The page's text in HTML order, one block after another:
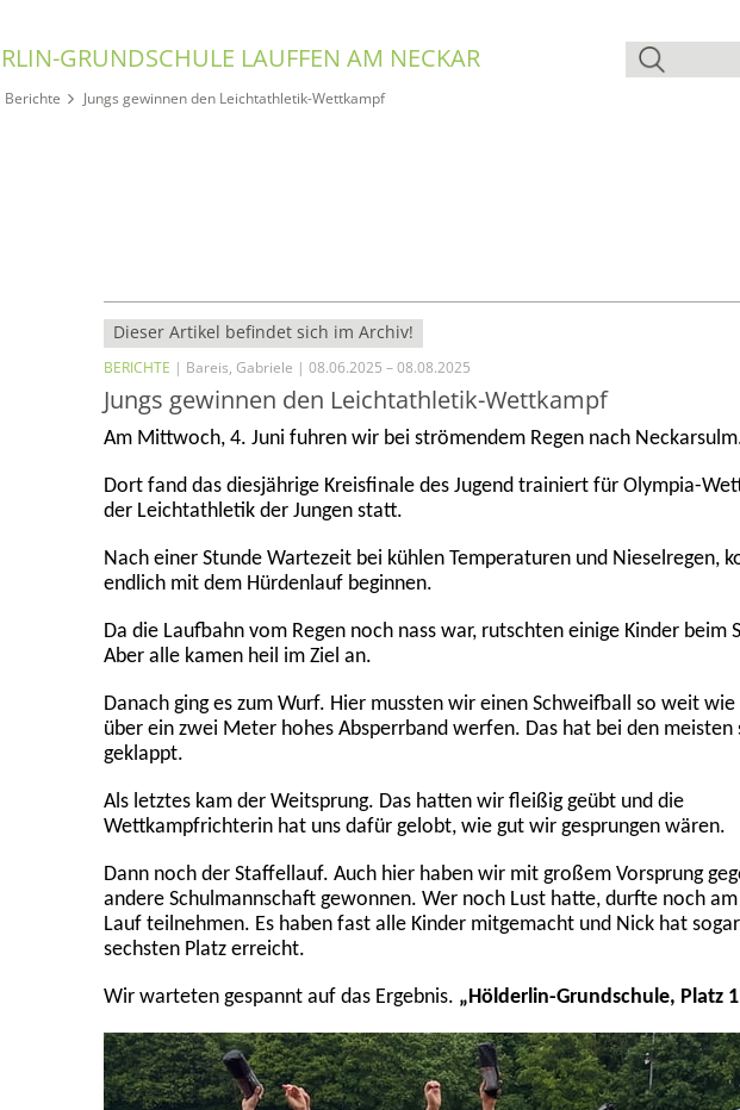
GRUNDSCHULE LAUFFEN AM NECKAR
Berichte Jungs gewinnen den Leichtathletik-Wettkampf
Dieser Artikel befindet sich im Archiv!
BERICHTE | Bareis, Gabriele | 08.06.2025 – 08.08.2025
Jungs gewinnen den Leichtathletik-Wettkampf
Am Mittwoch, 4. Juni fuhren wir bei strömendem Regen nach
Dort fand das diesjährige Kreisfinale des Jugend trainiert für Olympia-
der Leichtathletik der Jungen statt.
Nach einer Stunde Wartezeit bei kühlen Temperaturen und Nieselregen,
endlich mit dem Hürdenlauf beginnen.
Da die Laufbahn vom Regen noch nass war, rutschten einige Kinder beim
Aber alle kamen heil im Ziel an.
Danach ging es zum Wurf. Hier mussten wir einen Schweifball so weit
über ein zwei Meter hohes Absperrband werfen. Das hat bei den meisten
geklappt.
Als letztes kam der Weitsprung. Das hatten wir fleißig geübt und die
Wettkampfrichterin hat uns dafür gelobt, wie gut wir gesprungen wären.
Dann noch der Staffellauf. Auch hier haben wir mit großem Vorsprung
andere Schulmannschaft gewonnen. Wer noch Lust hatte, durfte noch
Lauf teilnehmen. Es haben fast alle Kinder mitgemacht und Nick hat
sechsten Platz erreicht.
Wir warteten gespannt auf das Ergebnis. „Hölderlin-Grundschule, Platz